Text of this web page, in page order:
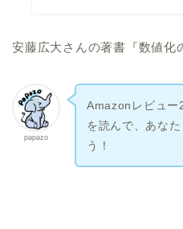
安藤広大さんの著書『数値化
papazo
Amazonレビュー
を読んで、あな
う！